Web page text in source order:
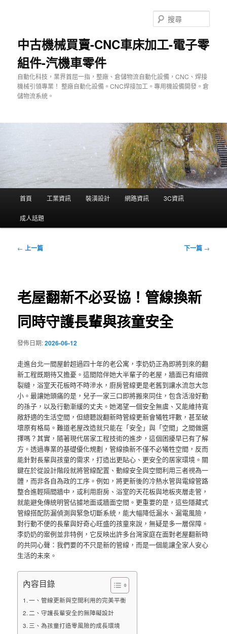
中古機械買賣-CNC車床加工-電子零
組件-汽機車零件
自動化科技，業界首屈一指，整廠、倉儲物流自動化設備，CNC、焊接
機械引領專業！ 整廠自動化設備。CNC焊接加工。專用機設備開發。倉
儲物流系統。
尋
單
首頁 工業資訊 裝潢設計 網路資訊 3C資訊
成人話題
文
← 上一篇 下一篇 →
老屋翻新不必妥協！管線換新
同時守護長輩與孩童安全
發佈日期:2026-06-12
走進台北一間屋齡超過四十年的老公寓，李奶奶正為即將到來的翻
新工程既期待又擔憂。這間陪伴她大半輩子的老屋，牆面已有細微
裂縫，浴室天花板時不時滲水，廚房管線更是老舊到讓水流忽大忽
小。最讓她頭痛的是，兒子一家三口即將搬來同住，包含活潑好動
的孫子，以及行動漸緩的丈夫。她渴望一個安全無虞、又能維持寬
敞舒適的生活空間，但總聽說翻新時管線更新會犧牲坪數，甚至破
壞原有格局。難道老屋改造就只能在「安全」與「空間」之間做選
擇嗎？其實，隨著現代居家工程技術的進步，這個困擾早已有了解
方。透過專業的基礎優化規劃，管線換新不僅不必犧牲空間，反而
能針對長輩與孩童的需求，打造出更貼心、更安全的居家環境。關
鍵在於從設計階段就將管線配置、動線安全與空間利用三者視為一
體，而非各自為政的工序。例如，將更新後的冷熱水管與電線管路
整合進輕隔間牆中，或利用廚房、浴室的天花板與地板夾層走管，
就能避免傳統明管佔據地面或牆面空間。更重要的是，這些隱藏式
管線搭配防漏偵測與緊急切斷系統，能大幅降低漏水、漏電風險，
對行動不便的長輩與好奇心旺盛的孩童來說，無疑是多一層保障。
李奶奶的案例並非特例，它反映出許多台灣家庭在面對老屋翻新時
的共同心聲：我們要的不只是新的管線，而是一個能讓全家人安心
生活的未來。
內容目錄
一、管線更新與空間利用的完美平衡
二、守護長輩安全的無障礙設計
三、為孩童打造零風險的成長環境